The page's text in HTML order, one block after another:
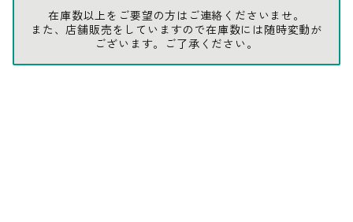
バッグ
BORA
在庫数以上をご要望の方はご連絡くださいませ。
また、店舗販売をしていますので在庫数には随時変動が
ございます。ご了承ください。